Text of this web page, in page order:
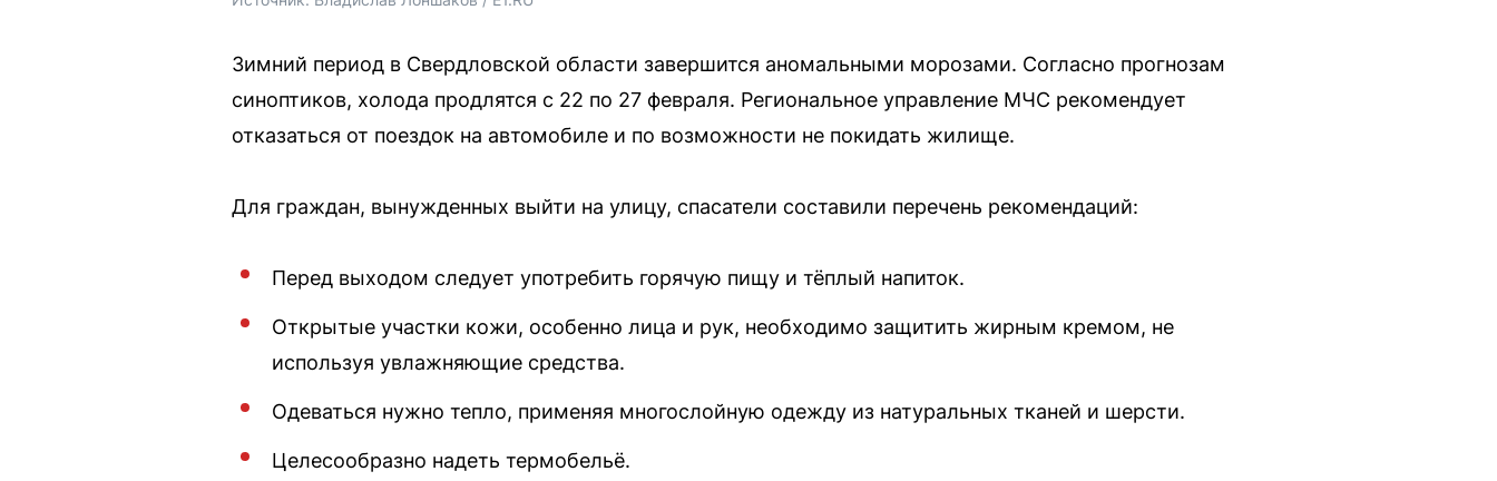
Зимний период в Свердловской области завершится аномальными морозами. Согласно прогнозам
синоптиков, холода продлятся с 22 по 27 февраля. Региональное управление МЧС рекомендует
отказаться от поездок на автомобиле и по возможности не покидать жилище.
Для граждан, вынужденных выйти на улицу, спасатели составили перечень рекомендаций:
Перед выходом следует употребить горячую пищу и тёплый напиток.
Открытые участки кожи, особенно лица и рук, необходимо защитить жирным кремом, не
используя увлажняющие средства.
Одеваться нужно тепло, применяя многослойную одежду из натуральных тканей и шерсти.
Целесообразно надеть термобельё.